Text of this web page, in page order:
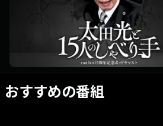
おすすめの番組